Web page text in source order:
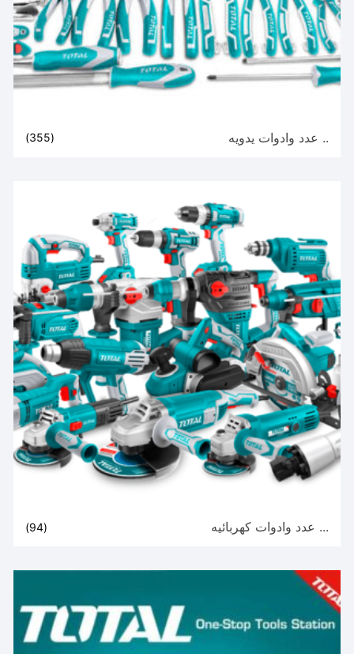
.. عدد وادوات يدويه (355)
... عدد وادوات كهربائيه (94)